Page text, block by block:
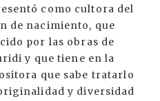
como cultora del
de nacimiento, que
por las obras de
y que tiene en la
que sabe tratarlo
y diversidad